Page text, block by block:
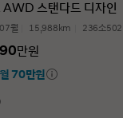
AWD 스탠다드 디자인
월 15,988km 236소
만원
월 70만원